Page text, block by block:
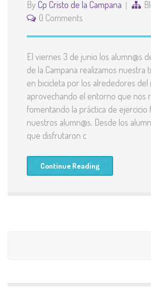
By Cp Cristo de la Campana
0 Comments
El viernes 3 de junio los alumn@s
de la Campana realizamos nuestra
en bicicleta por los alrededores del
aprovechando el entorno que nos
fomentando la práctica de ejercicio
nuestros alumn@s. Desde los
que disfrutaron c
Continue Reading